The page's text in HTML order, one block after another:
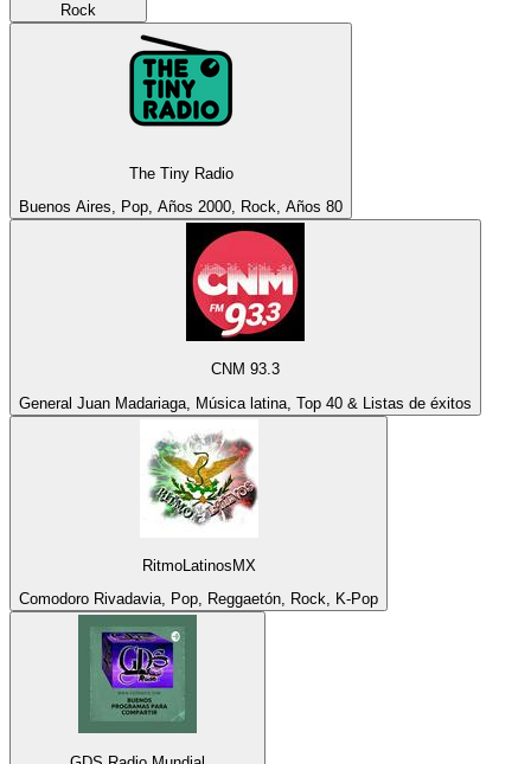
Rock
The Tiny Radio
Buenos Aires, Pop, Años 2000, Rock, Años 80
CNM 93.3
General Juan Madariaga, Música latina, Top 40 & Listas de éxitos
RitmoLatinosMX
Comodoro Rivadavia, Pop, Reggaetón, Rock, K-Pop